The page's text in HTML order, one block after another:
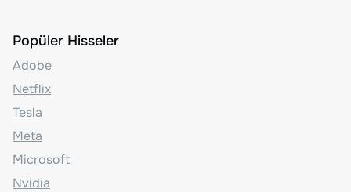
Popüler Hisseler
Adobe
Netflix
Tesla
Meta
Microsoft
Nvidia